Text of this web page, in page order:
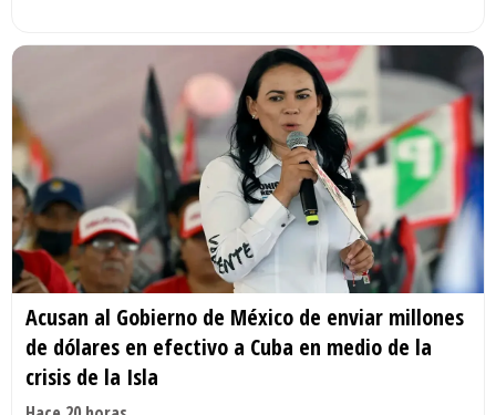
Acusan al Gobierno de México de enviar millones
de dólares en efectivo a Cuba en medio de la
crisis de la Isla